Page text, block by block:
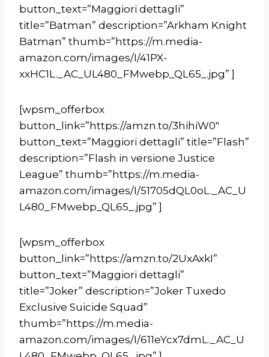
button_text=”Maggiori dettagli”
title=”Batman” description=”Arkham Knight
Batman” thumb=”https://m.media-
amazon.com/images/I/41PX-
xxHC1L._AC_UL480_FMwebp_QL65_.jpg” ]
[wpsm_offerbox
button_link=”https://amzn.to/3hihiW0″
button_text=”Maggiori dettagli” title=”Flash”
description=”Flash in versione Justice
League” thumb=”https://m.media-
amazon.com/images/I/51705dQL0oL._AC_U
L480_FMwebp_QL65_.jpg” ]
[wpsm_offerbox
button_link=”https://amzn.to/2UxAxkI”
button_text=”Maggiori dettagli”
title=”Joker” description=”Joker Tuxedo
Exclusive Suicide Squad”
thumb=”https://m.media-
amazon.com/images/I/611eYcx7dmL._AC_U